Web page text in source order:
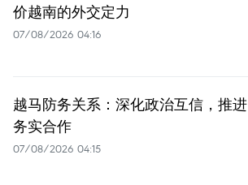
价越南的外交定力
07/08/2026 04:16
越马防务关系：深化政治互信，推进
务实合作
07/08/2026 04:15